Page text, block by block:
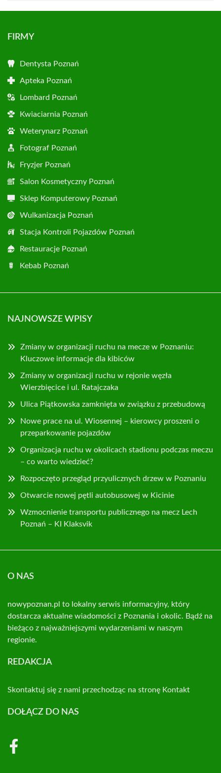
FIRMY
Dentysta Poznań
Apteka Poznań
Lombard Poznań
Kwiaciarnia Poznań
Weterynarz Poznań
Fotograf Poznań
Fryzjer Poznań
Salon Kosmetyczny Poznań
Sklep Komputerowy Poznań
Wulkanizacja Poznań
Stacja Kontroli Pojazdów Poznań
Restauracje Poznań
Kebab Poznań
NAJNOWSZE WPISY
Zmiany w organizacji ruchu na mecze w Poznaniu:
Kluczowe informacje dla kibiców
Zmiany w organizacji ruchu w rejonie węzła
Wierzbięcice i ul. Ratajczaka
Ulica Piątkowska zamknięta w związku z przebudową
Nowe prace na ul. Wiosennej – kierowcy proszeni o
przeparkowanie pojazdów
Organizacja ruchu w okolicach stadionu podczas meczu
– co warto wiedzieć?
Rozpoczęto przegląd przyulicznych drzew w Poznaniu
Otwarcie nowej pętli autobusowej w Kicinie
Wzmocnienie transportu publicznego na mecz Lech
Poznań – KI Klaksvik
O NAS
nowypoznan.pl to lokalny serwis informacyjny, który
dostarcza aktualne wiadomości z Poznania i okolic. Bądź na
bieżąco z najważniejszymi wydarzeniami w naszym
regionie.
REDAKCJA
Skontaktuj się z nami przechodząc na stronę Kontakt
DOŁĄCZ DO NAS